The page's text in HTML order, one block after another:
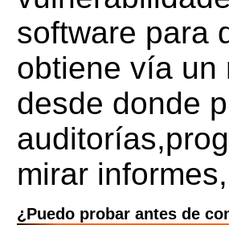
software para
obtiene vía un
desde donde
mirar
¿Puedo probar antes de